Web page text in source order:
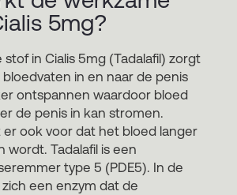
5mg?
in Cialis 5mg (Tadalafil) zorgt
in en naar de penis
ontspannen waardoor bloed
de penis in kan stromen.
er ook voor dat het bloed langer
wordt. Tadalafil is een
type 5 (PDE5). In de
een enzym dat de